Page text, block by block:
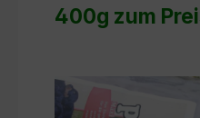
400g zum
Bildergalerie überspringen